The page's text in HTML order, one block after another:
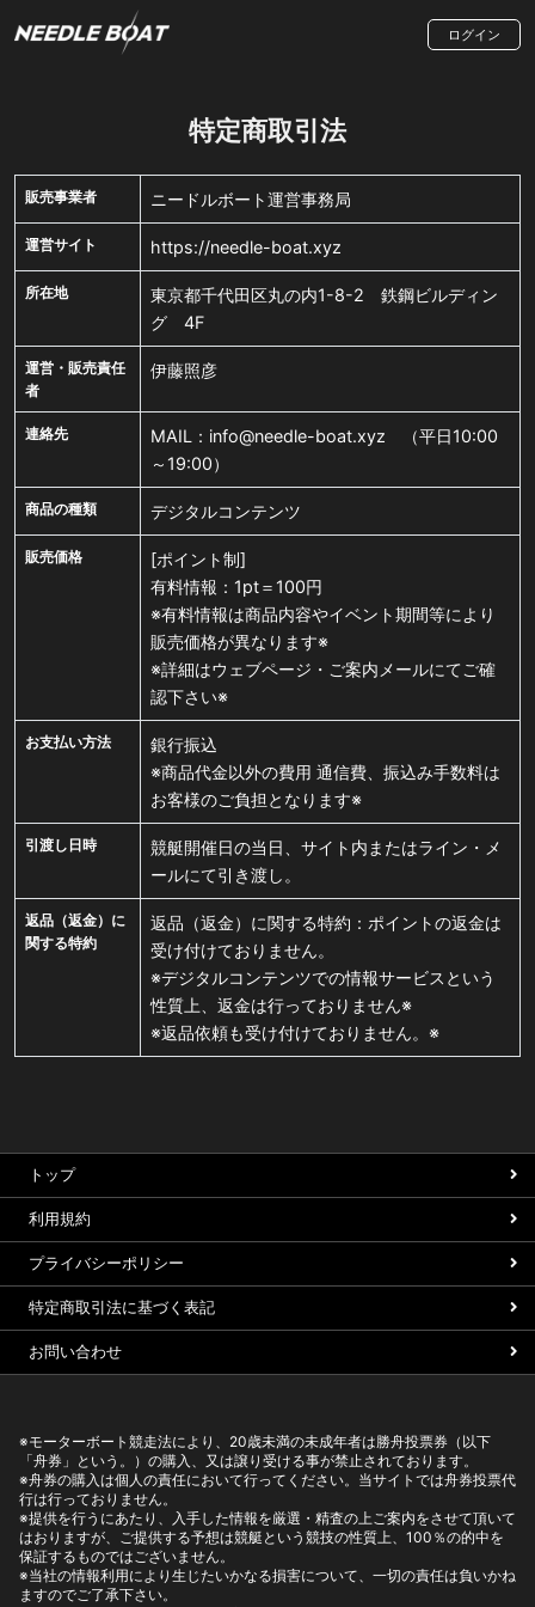
ログイン
特定商取引法
販売事業者 ニードルボート運営事務局
運営サイト https://needle-boat.xyz
所在地
東京都千代田区丸の内1-8-2 鉄鋼ビルディン
グ 4F
運営・販売責任
者
伊藤照彦
連絡先
MAIL：info@needle-boat.xyz （平日10:00
～19:00）
商品の種類 デジタルコンテンツ
販売価格
[ポイント制]
有料情報：1pt＝100円
※有料情報は商品内容やイベント期間等により
販売価格が異なります※
※詳細はウェブページ・ご案内メールにてご確
認下さい※
お支払い方法
銀行振込
※商品代金以外の費用 通信費、振込み手数料は
お客様のご負担となります※
引渡し日時
競艇開催日の当日、サイト内またはライン・メ
ールにて引き渡し。
返品（返金）に
関する特約
返品（返金）に関する特約：ポイントの返金は
受け付けておりません。
※デジタルコンテンツでの情報サービスという
性質上、返金は行っておりません※
※返品依頼も受け付けておりません。※
トップ
利用規約
プライバシーポリシー
特定商取引法に基づく表記
お問い合わせ
※モーターボート競走法により、20歳未満の未成年者は勝舟投票券（以下
「舟券」という。）の購入、又は譲り受ける事が禁止されております。
※舟券の購入は個人の責任において行ってください。当サイトでは舟券投票代
行は行っておりません。
※提供を行うにあたり、入手した情報を厳選・精査の上ご案内をさせて頂いて
はおりますが、ご提供する予想は競艇という競技の性質上、100％の的中を
保証するものではございません。
※当社の情報利用により生じたいかなる損害について、一切の責任は負いかね
ますのでご了承下さい。